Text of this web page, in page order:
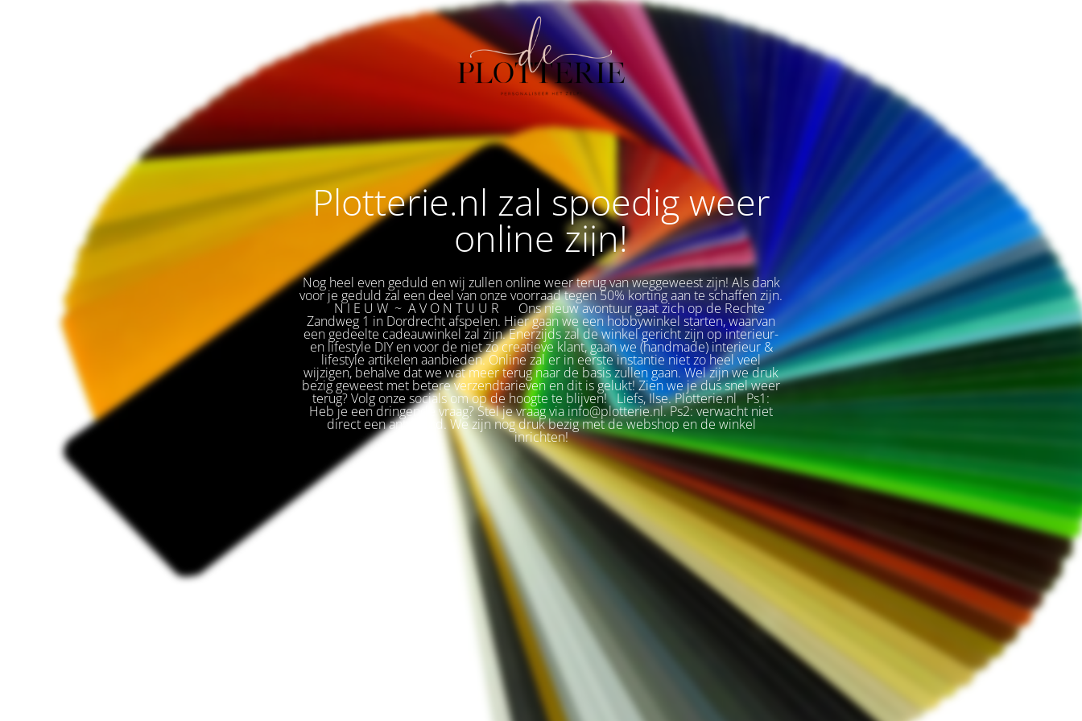
Plotterie.nl zal spoedig weer
online zijn!
Nog heel even geduld en wij zullen online weer terug van weggeweest zijn! Als dank
voor je geduld zal een deel van onze voorraad tegen 50% korting aan te schaffen zijn.
🌟 N I E U W ~ A V O N T U U R Ons nieuw avontuur gaat zich op de Rechte
Zandweg 1 in Dordrecht afspelen. Hier gaan we een hobbywinkel starten, waarvan
een gedeelte cadeauwinkel zal zijn. Enerzijds zal de winkel gericht zijn op interieur-
en lifestyle DIY en voor de niet zo creatieve klant, gaan we (handmade) interieur &
lifestyle artikelen aanbieden. Online zal er in eerste instantie niet zo heel veel
wijzigen, behalve dat we wat meer terug naar de basis zullen gaan. Wel zijn we druk
bezig geweest met betere verzendtarieven en dit is gelukt! Zien we je dus snel weer
terug? Volg onze socials om op de hoogte te blijven! Liefs, Ilse. Plotterie.nl Ps1:
Heb je een dringende vraag? Stel je vraag via info@plotterie.nl. Ps2: verwacht niet
direct een antwoord. We zijn nog druk bezig met de webshop en de winkel
inrichten!